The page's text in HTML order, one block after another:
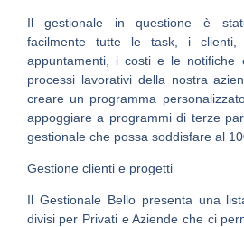
Il gestionale in questione è
facilmente tutte le task, i
appuntamenti, i costi e le
processi lavorativi della nostra
creare un programma
appoggiare a programmi di terze
gestionale che possa soddisfare al
Gestione clienti e progetti
Il Gestionale Bello presenta una
divisi per Privati e Aziende che ci